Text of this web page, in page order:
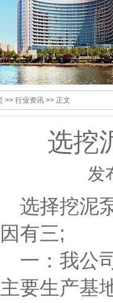
>> 行业资讯 >> 正文
选挖
发
择挖泥泵
有三;
：我公司
要生产基